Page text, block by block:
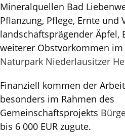
Mineralquellen Bad
Pflanzung, Pflege, Ernte und
landschaftsprägender Äpfel,
weiterer Obstvorkommen im
Naturpark Niederlausitzer
Finanziell kommen der
besonders im Rahmen des
Gemeinschaftsprojekts
bis 6 000 EUR zugute.